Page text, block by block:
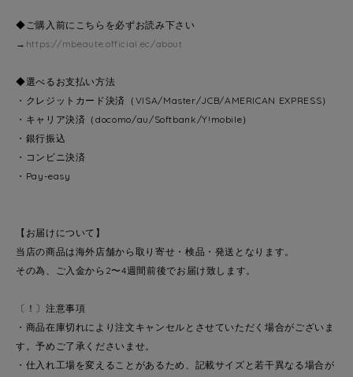
◆ご購入前にこちらを必ずお読み下さい
→ https://mbeaute.official.ec/about
◆選べるお支払い方法
・クレジットカード決済（VISA/Master/JCB/AMERICAN EXPRESS）
・キャリア決済（docomo/au/Softbank/Y!mobile）
・銀行振込
・コンビニ決済
・Pay-easy
【お届けについて】
当店の商品は海外店舗から取り寄せ・検品・発送となります。
その為、ご入金から2〜4週間前後でお届け致します。
〔！〕注意事項
・商品在庫切れにより注文キャンセルとさせていただく場合がございま
す。予めご了承くださいませ。
・仕入れ工場を変えることがあるため、記載サイズと若干異なる場合が